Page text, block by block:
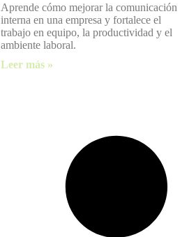
Aprende cómo mejorar la comunicación
interna en una empresa y fortalece el
trabajo en equipo, la productividad y el
ambiente laboral.
Leer más »